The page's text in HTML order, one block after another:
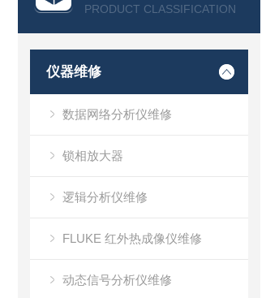
PRODUCT CLASSIFICATION
仪器维修
数据网络分析仪维修
锁相放大器
逻辑分析仪维修
FLUKE 红外热成像仪维修
动态信号分析仪维修